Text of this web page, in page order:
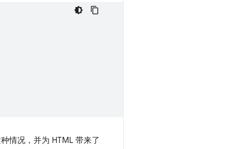
情况，并为 HTML 带来了